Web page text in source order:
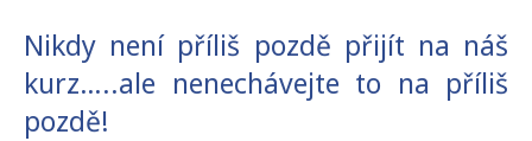
Nikdy není příliš pozdě přijít na náš
kurz…..ale nenechávejte to na příliš
pozdě!